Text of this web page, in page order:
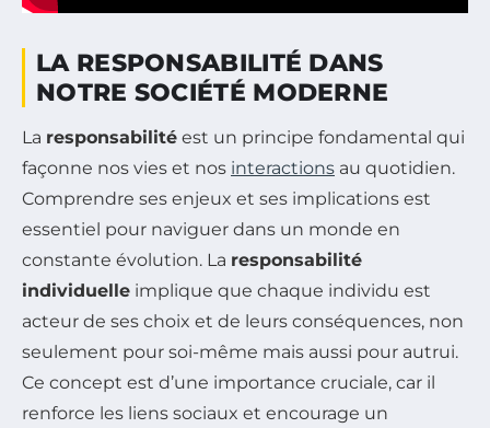
LA RESPONSABILITÉ DANS
NOTRE SOCIÉTÉ MODERNE
La responsabilité est un principe fondamental qui
façonne nos vies et nos interactions au quotidien.
Comprendre ses enjeux et ses implications est
essentiel pour naviguer dans un monde en
constante évolution. La responsabilité
individuelle implique que chaque individu est
acteur de ses choix et de leurs conséquences, non
seulement pour soi-même mais aussi pour autrui.
Ce concept est d’une importance cruciale, car il
renforce les liens sociaux et encourage un